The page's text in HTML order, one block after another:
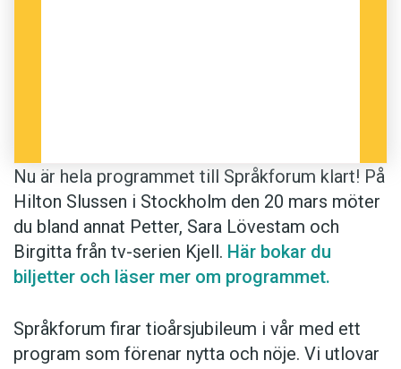
Nu är hela programmet till Språkforum klart! På
Hilton Slussen i Stockholm den 20 mars möter
du bland annat Petter, Sara Lövestam och
Birgitta från tv-serien Kjell. Här bokar du
biljetter och läser mer om programmet.
Språkforum firar tioårsjubileum i vår med ett
program som förenar nytta och nöje. Vi utlovar